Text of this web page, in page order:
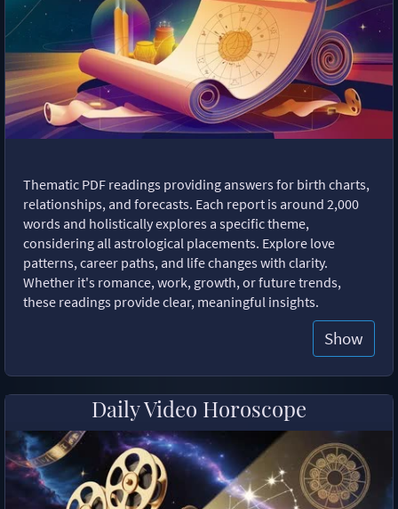
Thematic PDF readings providing answers for birth charts,
relationships, and forecasts. Each report is around 2,000
words and holistically explores a specific theme,
considering all astrological placements. Explore love
patterns, career paths, and life changes with clarity.
Whether it's romance, work, growth, or future trends,
these readings provide clear, meaningful insights.
Show
Daily Video Horoscope